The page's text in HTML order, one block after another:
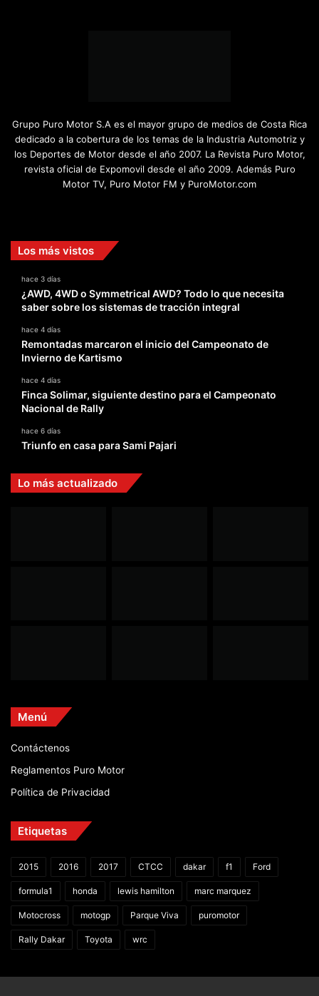
Grupo Puro Motor S.A es el mayor grupo de medios de Costa Rica
dedicado a la cobertura de los temas de la Industria Automotriz y
los Deportes de Motor desde el año 2007. La Revista Puro Motor,
revista oficial de Expomovil desde el año 2009. Además Puro
Motor TV, Puro Motor FM y PuroMotor.com
Los más vistos
hace 3 días
¿AWD, 4WD o Symmetrical AWD? Todo lo que necesita
saber sobre los sistemas de tracción integral
hace 4 días
Remontadas marcaron el inicio del Campeonato de
Invierno de Kartismo
hace 4 días
Finca Solimar, siguiente destino para el Campeonato
Nacional de Rally
hace 6 días
Triunfo en casa para Sami Pajari
Lo más actualizado
Menú
Contáctenos
Reglamentos Puro Motor
Política de Privacidad
Etiquetas
2015 2016 2017 CTCC dakar f1 Ford
formula1 honda lewis hamilton marc marquez
Motocross motogp Parque Viva puromotor
Rally Dakar Toyota wrc